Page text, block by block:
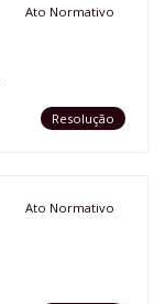
Ato Normativo
Resolução
Ato Normativo